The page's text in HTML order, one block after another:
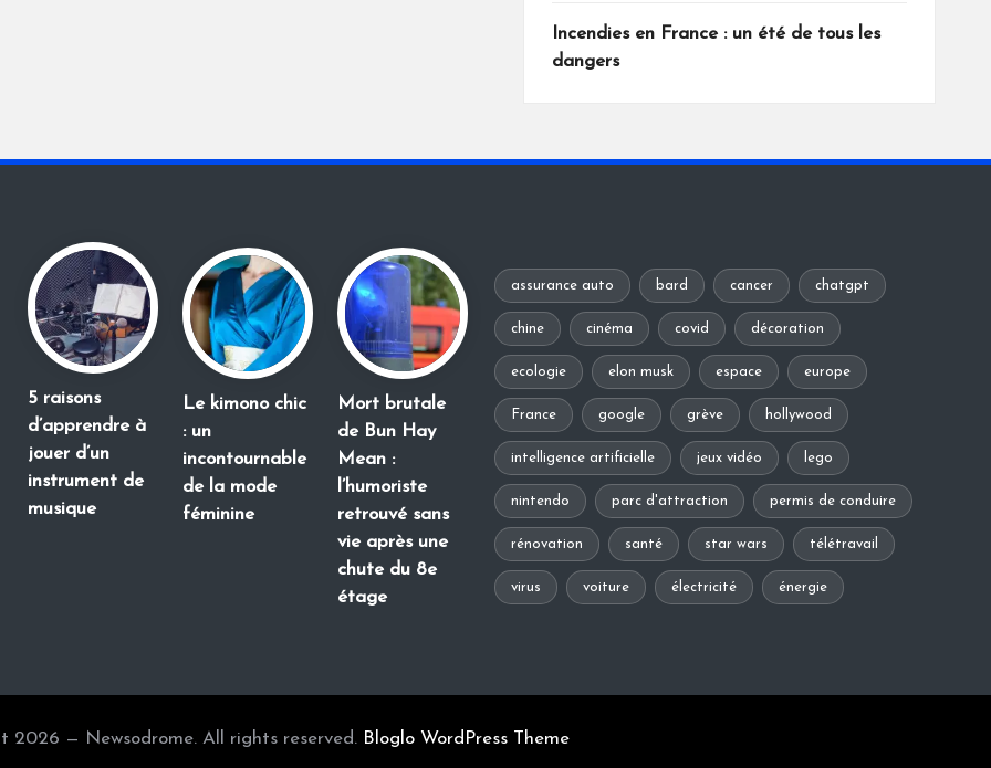
Incendies en France : un été de tous les
dangers
5 raisons
d’apprendre à
jouer d’un
instrument de
musique
Le kimono chic
: un
incontournable
de la mode
féminine
Mort brutale
de Bun Hay
Mean :
l’humoriste
retrouvé sans
vie après une
chute du 8e
étage
assurance auto bard cancer chatgpt
chine cinéma covid décoration
ecologie elon musk espace europe
France google grève hollywood
intelligence artificielle jeux vidéo lego
nintendo parc d'attraction permis de conduire
rénovation santé star wars télétravail
virus voiture électricité énergie
2026 — Newsodrome. All rights reserved. Bloglo WordPress Theme